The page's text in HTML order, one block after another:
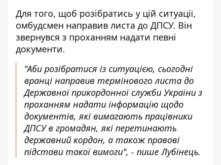
Для того, щоб розібратись у цій ситуації,
омбудсмен направив листа до ДПСУ. Він
звернувся з проханням надати певні
документи.
"Аби розібратися із ситуацією, сьогодні
вранці направив термінового листа до
Державної прикордонної служби України з
проханням надати інформацію щодо
документів, які вимагають працівники
ДПСУ в громадян, які перетинають
державний кордон, а також правові
підстави такої вимоги", - пише Лубінець.